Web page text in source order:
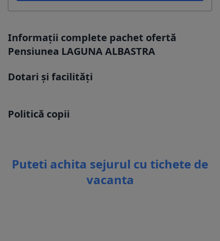
Informații complete pachet ofertă
Pensiunea LAGUNA ALBASTRA
Dotari și facilități
Politică copii
Puteti achita sejurul cu tichete de
vacanta